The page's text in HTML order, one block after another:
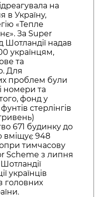
на
в Україну,
«Тепле
За Super
Шотландії надав
українцям,
та
Для
проблем були
номери та
фонд у
стерлінгів
671 будинку до
вміщує 948
тимчасову
Scheme з липня
українців
головних